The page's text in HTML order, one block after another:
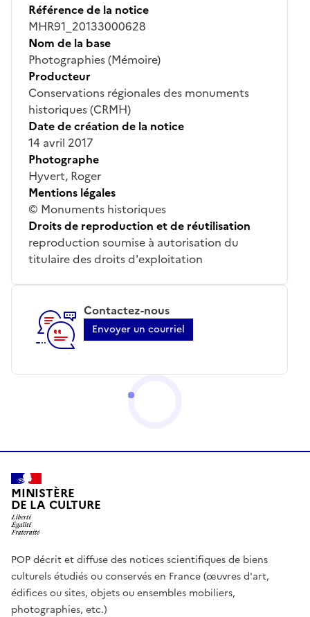
Référence de la notice
MHR91_20133000628
Nom de la base
Photographies (Mémoire)
Producteur
Conservations régionales des monuments
historiques (CRMH)
Date de création de la notice
14 avril 2017
Photographe
Hyvert, Roger
Mentions légales
© Monuments historiques
Droits de reproduction et de réutilisation
reproduction soumise à autorisation du
titulaire des droits d'exploitation
Contactez-nous
Envoyer un courriel
MINISTÈRE
DE LA CULTURE
POP décrit et diffuse des notices scientifiques de biens
culturels étudiés ou conservés en France (œuvres d'art,
édifices ou sites, objets ou ensembles mobiliers,
photographies, etc.)